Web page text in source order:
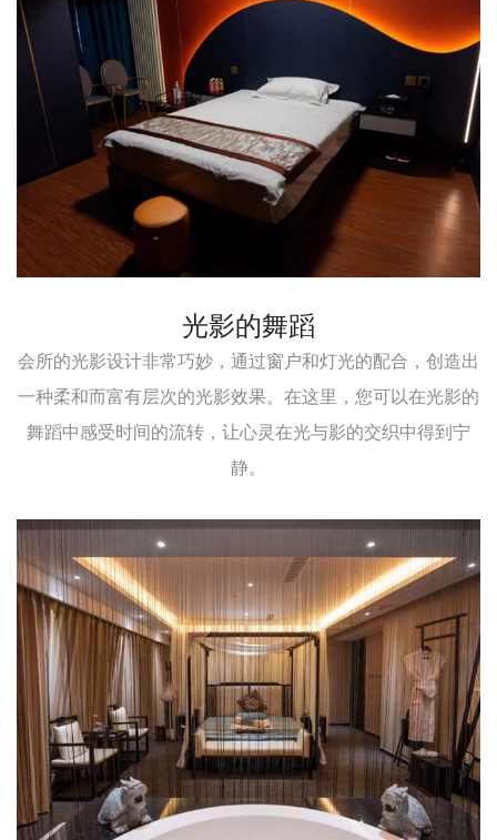
光影的舞蹈
会所的光影设计非常巧妙，通过窗户和灯光的配合，创造出
一种柔和而富有层次的光影效果。在这里，您可以在光影的
舞蹈中感受时间的流转，让心灵在光与影的交织中得到宁
静。